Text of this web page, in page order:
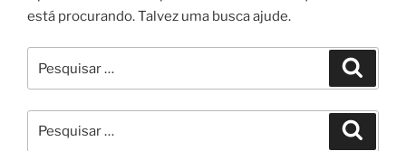
está procurando. Talvez uma busca ajude.
por:
por: